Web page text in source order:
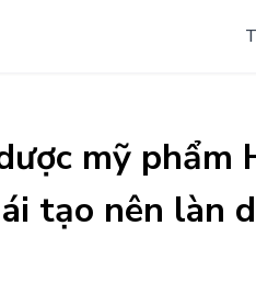
mỹ phẩm
tạo nên làn